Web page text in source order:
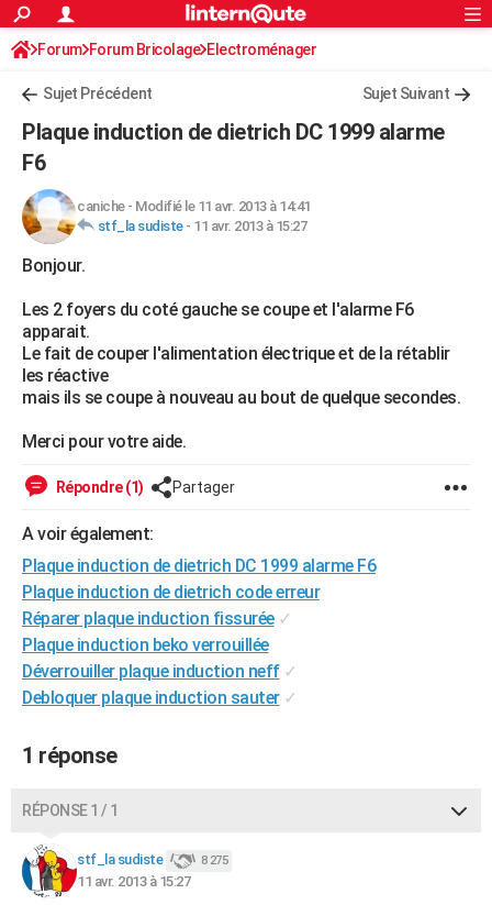
ACTUALITÉS
Politique
Société
Faits Divers
Education
Monde
Villes
+
Programme TV
TNTStreaming
Cinéma
Sorties cinéma
Musique
+FINANCE
Retraite
Impôts
Epargne
Immobilier
Risques naturels par ville
Banque
Assurance
Crédit
AUTO
Essais
Réserver un essai
Citadines
Berlines
SUV
Forum auto
HIGH-TECH
Forum
Aménagement intérieur
Extérieur
Cuisine
Salle de bains
Jardinage
Rangement
WEEK-END
Guides de France
Escapades
Patrimoine
Expositions
Musées
Week-end nature
+LIFESTYLE
VOYAGE
GUIDES D'ACHAT
BONS PLANS
CARTE DE VOEUX
Carte de Noël
Carte Bonne année
Carte Saint-Valentin
Carte Pâques
Carte d'anniversaire
DICTIONNAIRE
FORUM
S'inscrire
Connexion
Forum Forum Bricolage Electroménager
Sujet Précédent Sujet Suivant
Plaque induction de dietrich DC 1999 alarme
F6
caniche- Modifié le 11 avr. 2013 à 14:41
stf_la sudiste- 11 avr. 2013 à 15:27
Bonjour.
Les 2 foyers du coté gauche se coupe et l'alarme F6
apparait.
Le fait de couper l'alimentation électrique et de la rétablir
les réactive
mais ils se coupe à nouveau au bout de quelque secondes.
Merci pour votre aide.
Répondre (1) Partager
A voir également:
Plaque induction de dietrich DC 1999 alarme F6
Plaque induction de dietrich code erreur
Réparer plaque induction fissurée ✓
Plaque induction beko verrouillée
Déverrouiller plaque induction neff ✓
Debloquer plaque induction sauter ✓
1 réponse
RÉPONSE 1 / 1
stf_la sudiste 8 275
11 avr. 2013 à 15:27